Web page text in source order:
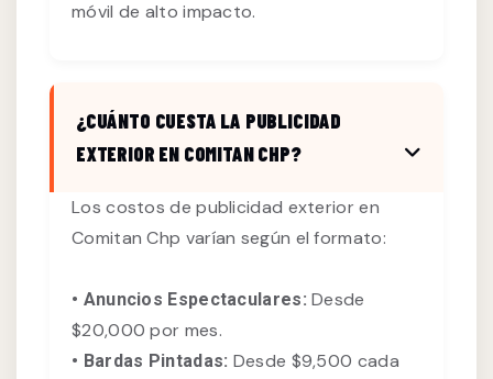
móvil de alto impacto.
¿CUÁNTO CUESTA LA PUBLICIDAD
EXTERIOR EN COMITAN CHP?
Los costos de publicidad exterior en
Comitan Chp varían según el formato:
• Anuncios Espectaculares: Desde
$20,000 por mes.
• Bardas Pintadas: Desde $9,500 cada